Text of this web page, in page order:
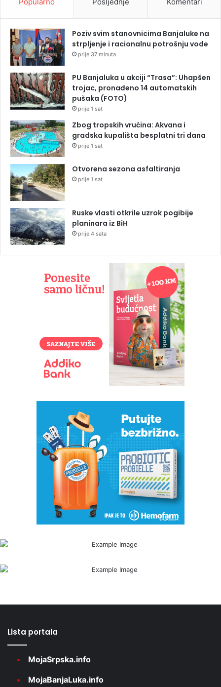
Poziv svim stanovnicima Banjaluke na
strpljenje i racionalnu potrošnju vode
prije 37 minuta
PU Banjaluka u akciji “Trasa”: Uhapšen
trojac, pronađeno 14 automatskih
pušaka (FOTO)
prije 1 sat
Zbog tropskih vrućina: Akvana i
gradska kupališta besplatni tri dana
prije 1 sat
Otvorena sezona asfaltiranja
prije 1 sat
Ruske vlasti otkrile uzrok pogibije
planinara iz BiH
prije 4 sata
Lista portala
MojaSrpska.info
MojaBanjaLuka.info